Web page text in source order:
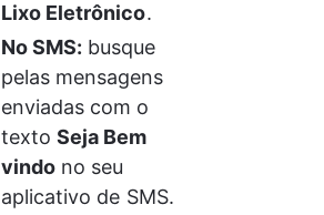
Lixo Eletrônico.
No SMS: busque
pelas mensagens
enviadas com o
texto Seja Bem
vindo no seu
aplicativo de SMS.